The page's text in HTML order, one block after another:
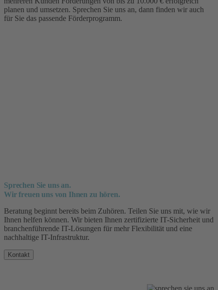
planen und umsetzen. Sprechen Sie uns an, dann finden wir auch
für Sie das passende Förderprogramm.
Sprechen Sie uns an.
Wir freuen uns von Ihnen zu hören.
Beratung beginnt bereits beim Zuhören. Teilen Sie uns mit, wie wir
Ihnen helfen können. Wir bieten Ihnen zertifizierte IT-Sicherheit und
branchenführende IT-Lösungen für mehr Flexibilität und eine
nachhaltige IT-Infrastruktur.
Kontakt